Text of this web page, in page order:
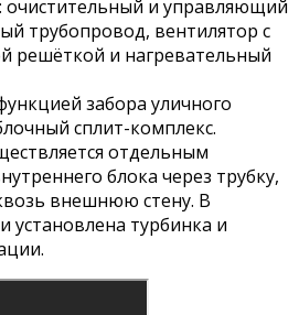
очистительный и управляющий
трубопровод, вентилятор с
решёткой и нагревательный
забора уличного
сплит-комплекс.
отдельным
блока через трубку,
внешнюю стену. В
установлена турбинка и